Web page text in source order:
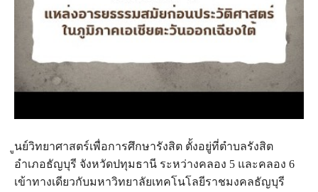
ูนย์วิทยาศาสตร์เพื่อการศึกษารังสิต ตั้งอยู่ที่ตำบลรังสิต
อำเภอธัญบุรี จังหวัดปทุมธานี ระหว่างคลอง 5 และคลอง 6
เข้าทางเดียวกับมหาวิทยาลัยเทคโนโลยีราชมงคลธัญบุรี